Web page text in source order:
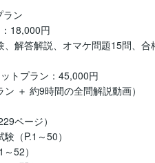
ン
18,000円
、解答解説、オマケ問題15問、合
トプラン：45,000円
ン ＋ 約9時間の全問解説動画）
ページ）
（P.1～50）
52）